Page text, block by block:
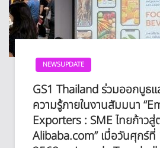
NEWSUPDATE
GS1 Thailand ร่วมออกบูธแ
ความรู้ภายในงานสัมมนา
Exporters : SME ไทยก้าว
Alibaba.com” เมื่อวันศุกร์